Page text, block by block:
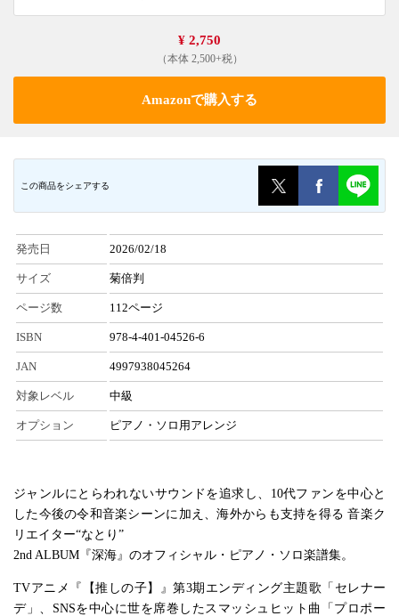
¥ 2,750
（本体 2,500+税）
Amazonで購入する
この商品をシェアする
発売日 2026/02/18
サイズ 菊倍判
ページ数 112ページ
ISBN 978-4-401-04526-6
JAN 4997938045264
対象レベル 中級
オプション ピアノ・ソロ用アレンジ
ジャンルにとらわれないサウンドを追求し、10代ファンを中心と
した今後の令和音楽シーンに加え、海外からも支持を得る 音楽ク
リエイター“なとり”
2nd ALBUM『深海』のオフィシャル・ピアノ・ソロ楽譜集。
TVアニメ『【推しの子】』第3期エンディング主題歌「セレナー
デ」、SNSを中心に世を席巻したスマッシュヒット曲「プロポー